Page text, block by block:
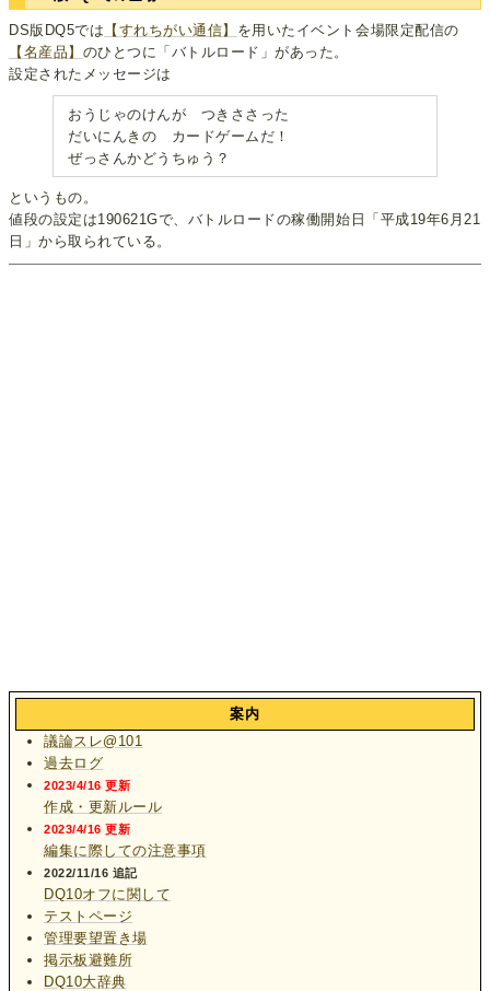
DS版DQ5では 【すれちがい通信】 を用いたイベント会場限定配信の
【名産品】 のひとつに「バトルロード」があった。
設定されたメッセージは
おうじゃのけんが つきささった
だいにんきの カードゲームだ！
ぜっさんかどうちゅう？
というもの。
値段の設定は190621Gで、バトルロードの稼働開始日「平成19年6月21
日」から取られている。
案内
議論スレ@101
過去ログ
2023/4/16 更新
作成・更新ルール
2023/4/16 更新
編集に際しての注意事項
2022/11/16 追記
DQ10オフに関して
テストページ
管理要望置き場
掲示板避難所
DQ10大辞典